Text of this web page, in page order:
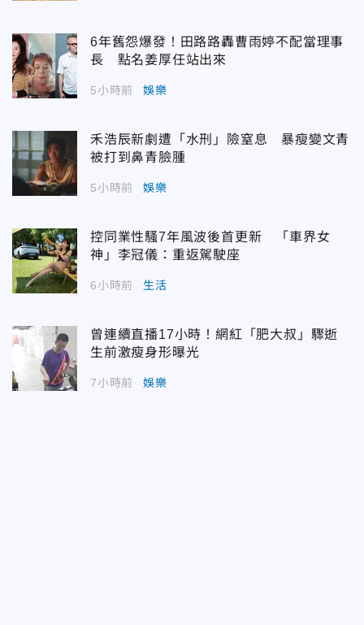
6年舊怨爆發！田路路轟曹雨婷不配當理事
長 點名姜厚任站出來
5小時前 娛樂
禾浩辰新劇遭「水刑」險窒息 暴瘦變文青
被打到鼻青臉腫
5小時前 娛樂
控同業性騷7年風波後首更新 「車界女
神」李冠儀：重返駕駛座
6小時前 生活
曾連續直播17小時！網紅「肥大叔」驟逝
生前激瘦身形曝光
7小時前 娛樂